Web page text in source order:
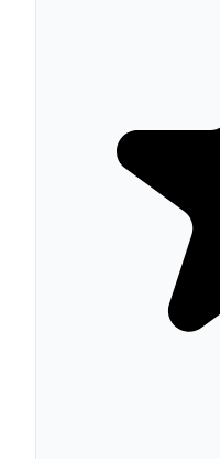
El software es
hosting (10-500
(60-300 EUR),
soporte oficial desde
típico para una tienda
5.000 EUR según la
Características